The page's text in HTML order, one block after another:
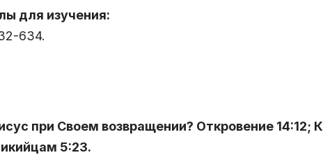
для изучения:
634.
при Своем возвращении? Откровение 14:12; К
5:23.